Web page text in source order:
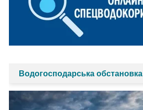
Водогосподарська обстановка